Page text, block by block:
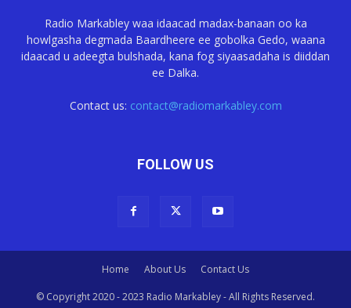
Radio Markabley waa idaacad madax-banaan oo ka
howlgasha degmada Baardheere ee gobolka Gedo, waana
idaacad u adeegta bulshada, kana fog siyaasadaha is diiddan
ee Dalka.
Contact us: contact@radiomarkabley.com
FOLLOW US
Home About Us Contact Us
© Copyright 2020 - 2023 Radio Markabley - All Rights Reserved.